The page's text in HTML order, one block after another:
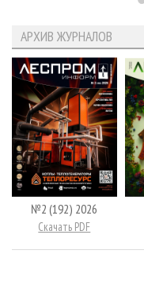
АРХИВ ЖУРНАЛОВ
№2 (192) 2026
Скачать PDF